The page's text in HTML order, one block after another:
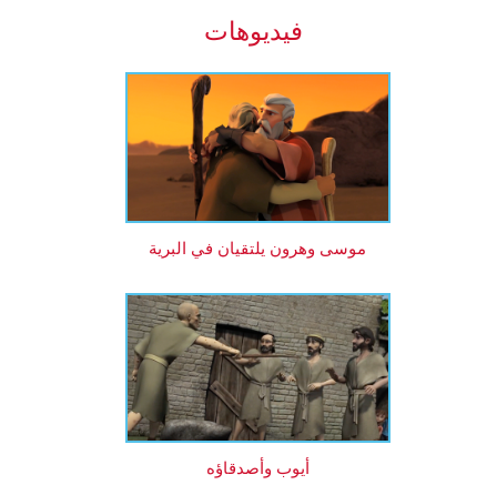
فيديوهات
موسى وهرون يلتقيان في البرية
أيوب وأصدقاؤه